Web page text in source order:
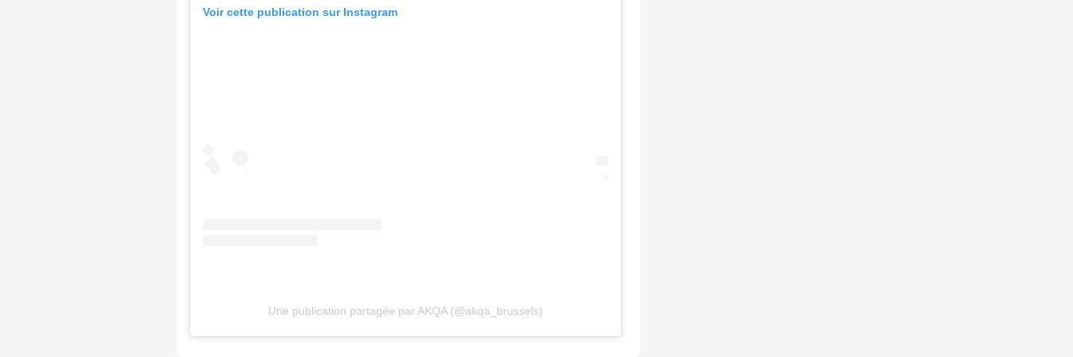
Voir cette publication sur Instagram
Une publication partagée par AKQA (@akqa_brussels)